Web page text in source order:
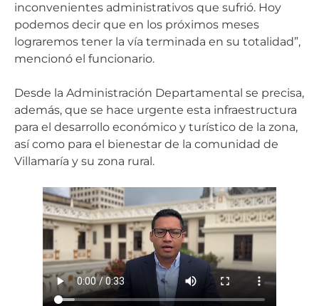
inconvenientes administrativos que sufrió. Hoy
podemos decir que en los próximos meses
lograremos tener la vía terminada en su totalidad”,
mencionó el funcionario.
Desde la Administración Departamental se precisa,
además, que se hace urgente esta infraestructura
para el desarrollo económico y turístico de la zona,
así como para el bienestar de la comunidad de
Villamaría y su zona rural.